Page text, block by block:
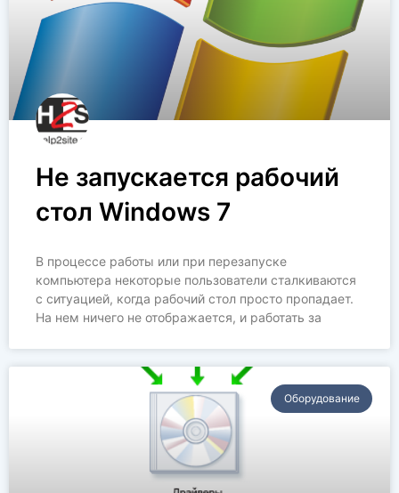
Не запускается рабочий
стол Windows 7
В процессе работы или при перезапуске
компьютера некоторые пользователи сталкиваются
с ситуацией, когда рабочий стол просто пропадает.
На нем ничего не отображается, и работать за
Оборудование